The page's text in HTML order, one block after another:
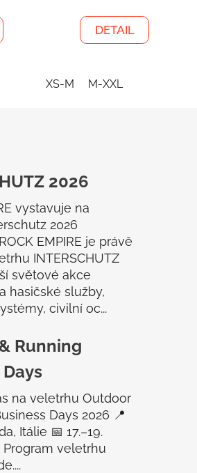
DETAIL
XS-M M-XXL
2026
vystavuje na
2026
EMPIRE je právě
INTERSCHUTZ
světové akce
hasičské služby,
civilní oc...
Running
na veletrhu Outdoor
Days 2026 📍
Itálie 📅 17.–19.
Program veletrhu